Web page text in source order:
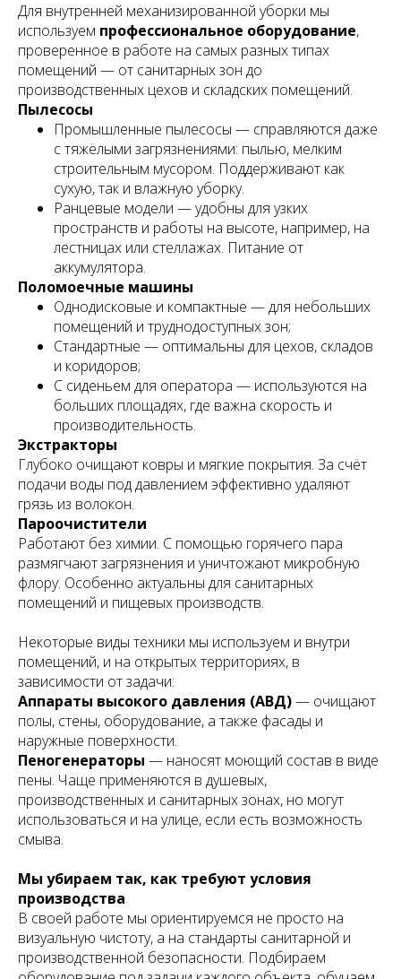
Для внутренней механизированной уборки мы
используем профессиональное оборудование,
проверенное в работе на самых разных типах
помещений — от санитарных зон до
производственных цехов и складских помещений.
Пылесосы
Промышленные пылесосы — справляются даже
с тяжёлыми загрязнениями: пылью, мелким
строительным мусором. Поддерживают как
сухую, так и влажную уборку.
Ранцевые модели — удобны для узких
пространств и работы на высоте, например, на
лестницах или стеллажах. Питание от
аккумулятора.
Поломоечные машины
Однодисковые и компактные — для небольших
помещений и труднодоступных зон;
Стандартные — оптимальны для цехов, складов
и коридоров;
С сиденьем для оператора — используются на
больших площадях, где важна скорость и
производительность.
Экстракторы
Глубоко очищают ковры и мягкие покрытия. За счёт
подачи воды под давлением эффективно удаляют
грязь из волокон.
Пароочистители
Работают без химии. С помощью горячего пара
размягчают загрязнения и уничтожают микробную
флору. Особенно актуальны для санитарных
помещений и пищевых производств.
Некоторые виды техники мы используем и внутри
помещений, и на открытых территориях, в
зависимости от задачи:
Аппараты высокого давления (АВД)— очищают
полы, стены, оборудование, а также фасады и
наружные поверхности.
Пеногенераторы — наносят моющий состав в виде
пены. Чаще применяются в душевых,
производственных и санитарных зонах, но могут
использоваться и на улице, если есть возможность
смыва.
Мы убираем так, как требуют условия
производства
В своей работе мы ориентируемся не просто на
визуальную чистоту, а на стандарты санитарной и
производственной безопасности. Подбираем